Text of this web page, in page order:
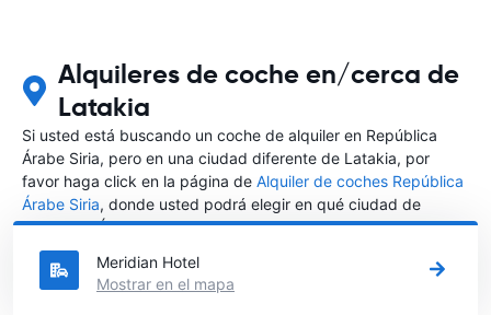
Alquileres de coche en/cerca de
Latakia
Si usted está buscando un coche de alquiler en República
Árabe Siria, pero en una ciudad diferente de Latakia, por
favor haga click en la página de Alquiler de coches República
Árabe Siria, donde usted podrá elegir en qué ciudad de
República Árabe Siria desea alquilar un coche.
Meridian Hotel
Mostrar en el mapa